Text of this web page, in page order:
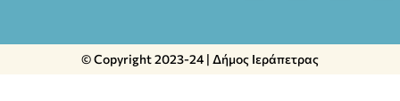
© Copyright 2023-24 | Δήμος Ιεράπετρας